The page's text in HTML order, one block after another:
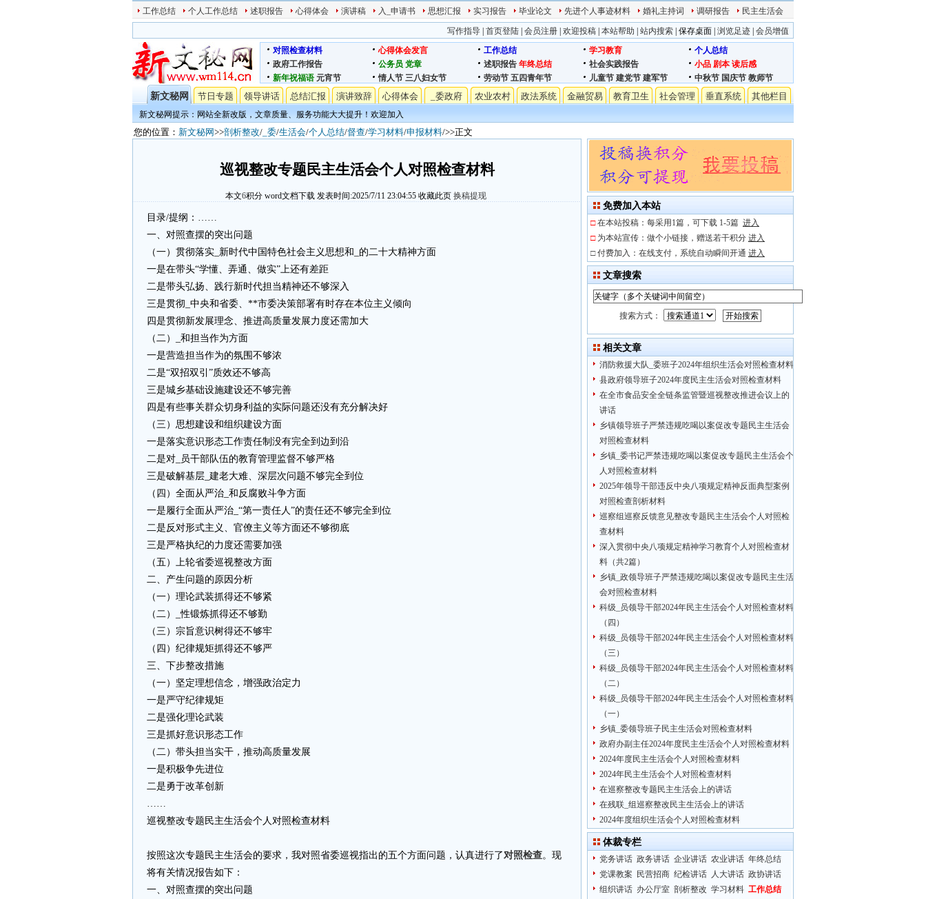
工作总结 个人工作总结 述职报告 心得体会 演讲稿 入_申请书 思想汇报 实习报告 毕业论文 先进个人事迹材料 婚礼主持词 调研报告 民主生活会
写作指导 首页登陆 会员注册 欢迎投稿 本站帮助 站内搜索 保存桌面 浏览足迹 会员增值
对照检查材料
心得体会发言 工作总结 学习教育
个人总结
政府工作报告
公务员 党章 述职报告 年终总结 社会实践报告 小品 剧本 读后感
新年祝福语 元宵节 情人节 三八妇女节 劳动节 五四青年节 儿童节 建党节 建军节 中秋节 国庆节 教师节
新文秘网 节日专题 领导讲话 总结汇报 演讲致辞 心得体会 _委政府 农业农村 政法系统 金融贸易 教育卫生 社会管理 垂直系统 其他栏目
新文秘网提示：网站全新改版，文章质量、服务功能大大提升！欢迎加入
您的位置： 新文秘网>>剖析整改/ _委/生活会/个人总结/督查/学习材料/申报材料/>>正文
巡视整改专题民主生活会个人对照检查材料
本文6积分 word文档下载 发表时间:2025/7/11 23:04:55 收藏此页 换稿提现
目录/提纲：……
一、对照查摆的突出问题
（一）贯彻落实_新时代中国特色社会主义思想和_的二十大精神方面
一是在带头“学懂、弄通、做实”上还有差距
二是带头弘扬、践行新时代担当精神还不够深入
三是贯彻_中央和省委、**市委决策部署有时存在本位主义倾向
四是贯彻新发展理念、推进高质量发展力度还需加大
（二）_和担当作为方面
一是营造担当作为的氛围不够浓
二是“双招双引”质效还不够高
三是城乡基础设施建设还不够完善
四是有些事关群众切身利益的实际问题还没有充分解决好
（三）思想建设和组织建设方面
一是落实意识形态工作责任制没有完全到边到沿
二是对_员干部队伍的教育管理监督不够严格
三是破解基层_建老大难、深层次问题不够完全到位
（四）全面从严治_和反腐败斗争方面
一是履行全面从严治_“第一责任人”的责任还不够完全到位
二是反对形式主义、官僚主义等方面还不够彻底
三是严格执纪的力度还需要加强
（五）上轮省委巡视整改方面
二、产生问题的原因分析
（一）理论武装抓得还不够紧
（二）_性锻炼抓得还不够勤
（三）宗旨意识树得还不够牢
（四）纪律规矩抓得还不够严
三、下步整改措施
（一）坚定理想信念，增强政治定力
一是严守纪律规矩
二是强化理论武装
三是抓好意识形态工作
（二）带头担当实干，推动高质量发展
一是积极争先进位
二是勇于改革创新
……
巡视整改专题民主生活会个人对照检查材料
按照这次专题民主生活会的要求，我对照省委巡视指出的五个方面问题，认真进行了对照检查。现
将有关情况报告如下：
一、对照查摆的突出问题
免费加入本站
□ 在本站投稿：每采用1篇，可下载 1-5篇 进入
□ 为本站宣传：做个小链接，赠送若干积分 进入
□ 付费加入：在线支付，系统自动瞬间开通 进入
文章搜索
搜索方式：
相关文章
消防救援大队_委班子2024年组织生活会对照检查材料
县政府领导班子2024年度民主生活会对照检查材料
在全市食品安全全链条监管暨巡视整改推进会议上的
讲话
乡镇领导班子严禁违规吃喝以案促改专题民主生活会
对照检查材料​​
乡镇_委书记严禁违规吃喝以案促改专题民主生活会个
人对照检查材料
2025年领导干部违反中央八项规定精神反面典型案例
对照检查剖析材料
巡察组巡察反馈意见整改专题民主生活会个人对照检
查材料
深入贯彻中央八项规定精神学习教育个人对照检查材
料（共2篇）
乡镇_政领导班子严禁违规吃喝以案促改专题民主生活
会对照检查材料
科级_员领导干部2024年民主生活会个人对照检查材料
（四）
科级_员领导干部2024年民主生活会个人对照检查材料
（三）
科级_员领导干部2024年民主生活会个人对照检查材料
（二）
科级_员领导干部2024年民主生活会个人对照检查材料
（一）
乡镇_委领导班子民主生活会对照检查材料
政府办副主任2024年度民主生活会个人对照检查材料
2024年度民主生活会个人对照检查材料
2024年民主生活会个人对照检查材料
在巡察整改专题民主生活会上的讲话
在残联_组巡察整改民主生活会上的讲话
2024年度组织生活会个人对照检查材料
体裁专栏
党务讲话 政务讲话 企业讲话 农业讲话 年终总结
党课教案
民营招商 纪检讲话 人大讲话 政协讲话
组织讲话 办公厅室 剖析整改 学习材料 工作总结